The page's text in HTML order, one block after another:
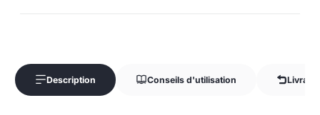
Description Conseils d'utilisation